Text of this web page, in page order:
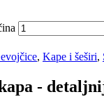
, Kape i šeširi,
-